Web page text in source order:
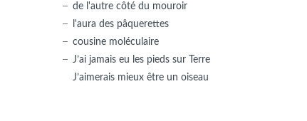
de l'autre côté du mouroir
l'aura des pâquerettes
cousine moléculaire
J’ai jamais eu les pieds sur Terre
J’aimerais mieux être un oiseau